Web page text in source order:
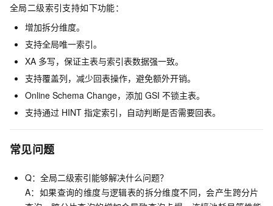
全局二级索引支持如下功能：
增加拆分维度。
支持全局唯一索引。
XA 多写，保证主表与索引表数据强一致。
支持覆盖列，减少回表操作，避免额外开销。
Online Schema Change，添加 GSI 不锁主表。
支持通过 HINT 指定索引，自动判断是否需要回表。
常见问题
Q：全局二级索引能够解决什么问题？
A：如果查询的维度与逻辑表的拆分维度不同，会产生跨分片